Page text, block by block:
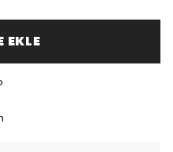
EKLE